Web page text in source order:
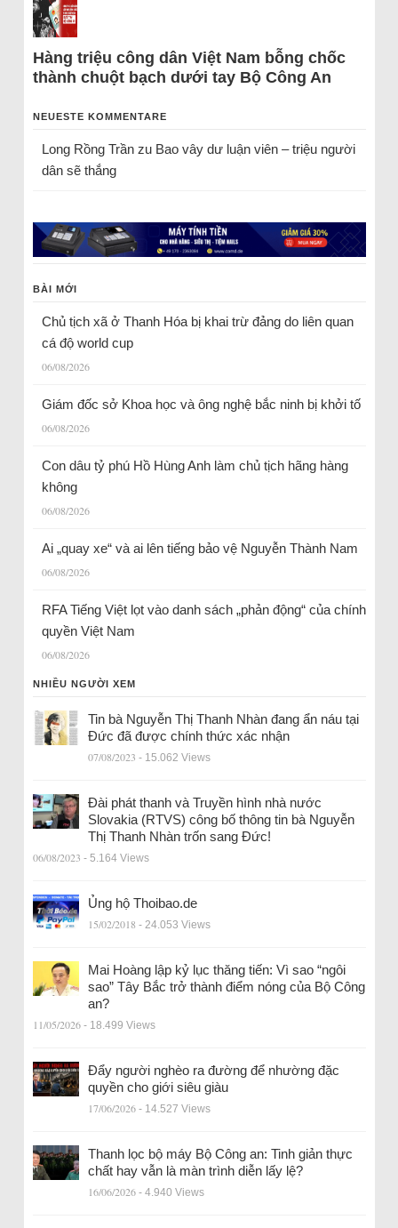
Hàng triệu công dân Việt Nam bỗng chốc
thành chuột bạch dưới tay Bộ Công An
NEUESTE KOMMENTARE
Long Rồng Trầnzu Bao vây dư luận viên – triệu người
dân sẽ thắng
BÀI MỚI
Chủ tịch xã ở Thanh Hóa bị khai trừ đảng do liên quan
cá độ world cup
06/08/2026
Giám đốc sở Khoa học và ông nghệ bắc ninh bị khởi tố
06/08/2026
Con dâu tỷ phú Hồ Hùng Anh làm chủ tịch hãng hàng
không
06/08/2026
Ai „quay xe“ và ai lên tiếng bảo vệ Nguyễn Thành Nam
06/08/2026
RFA Tiếng Việt lọt vào danh sách „phản động“ của chính
quyền Việt Nam
06/08/2026
NHIỀU NGƯỜI XEM
Tin bà Nguyễn Thị Thanh Nhàn đang ẩn náu tại
Đức đã được chính thức xác nhận
07/08/2023 - 15.062 Views
Đài phát thanh và Truyền hình nhà nước
Slovakia (RTVS) công bố thông tin bà Nguyễn
Thị Thanh Nhàn trốn sang Đức!
06/08/2023 - 5.164 Views
Ủng hộ Thoibao.de
15/02/2018 - 24.053 Views
Mai Hoàng lập kỷ lục thăng tiến: Vì sao “ngôi
sao” Tây Bắc trở thành điểm nóng của Bộ Công
an?
11/05/2026 - 18.499 Views
Đẩy người nghèo ra đường để nhường đặc
quyền cho giới siêu giàu
17/06/2026 - 14.527 Views
Thanh lọc bộ máy Bộ Công an: Tinh giản thực
chất hay vẫn là màn trình diễn lấy lệ?
16/06/2026 - 4.940 Views